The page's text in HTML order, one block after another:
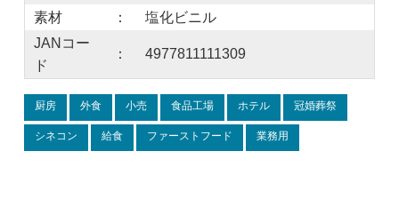
素材 ：
塩化ビニル
JANコー
ド
： 4977811111309
厨房 外食 小売 食品工場 ホテル 冠婚葬祭
シネコン 給食 ファーストフード 業務用